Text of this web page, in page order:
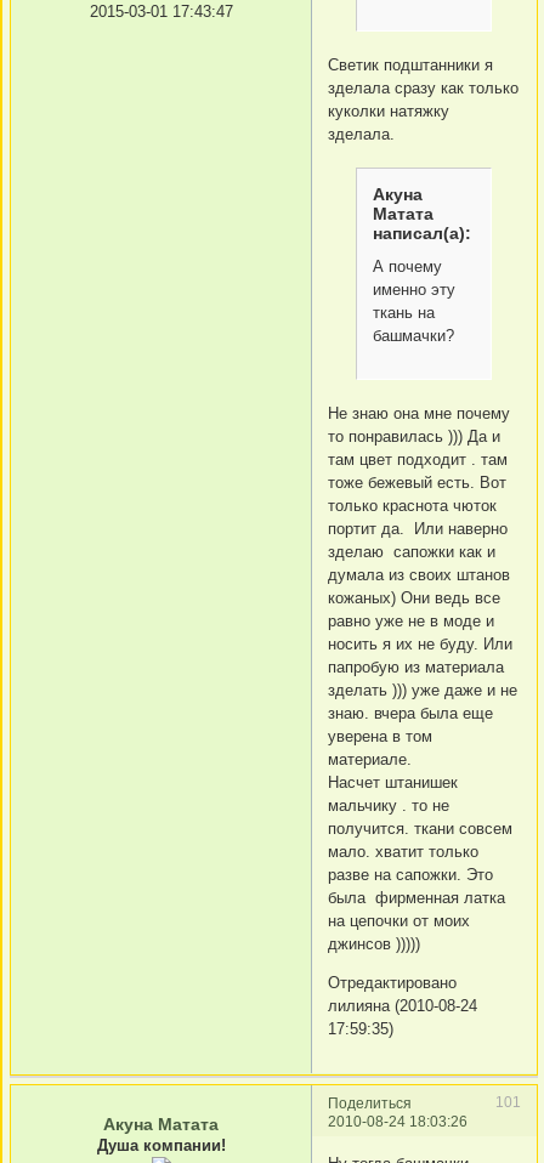
2015-03-01 17:43:47
Светик подштанники я
зделала сразу как только
куколки натяжку
зделала.
Акуна
Матата
написал(а):
А почему
именно эту
ткань на
башмачки?
Не знаю она мне почему
то понравилась ))) Да и
там цвет подходит . там
тоже бежевый есть. Вот
только краснота чюток
портит да. Или наверно
зделаю сапожки как и
думала из своих штанов
кожаных) Они ведь все
равно уже не в моде и
носить я их не буду. Или
папробую из материала
зделать ))) уже даже и не
знаю. вчера была еще
уверена в том
материале.
Насчет штанишек
мальчику . то не
получится. ткани совсем
мало. хватит только
разве на сапожки. Это
была фирменная латка
на цепочки от моих
джинсов )))))
Отредактировано
лилияна (2010-08-24
17:59:35)
Поделиться
101
2010-08-24 18:03:26
Акуна Матата
Душа компании!